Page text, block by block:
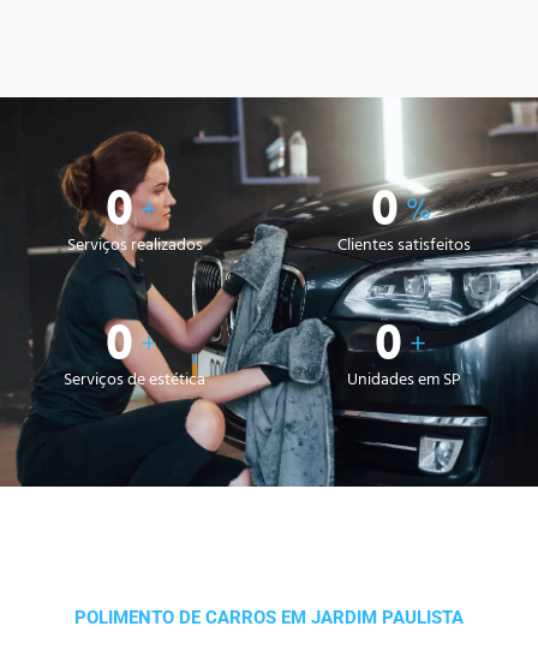
0+
Serviços realizados 0%
Clientes satisfeitos
0+
Serviços de estética 0+
Unidades em SP
POLIMENTO DE CARROS EM JARDIM PAULISTA